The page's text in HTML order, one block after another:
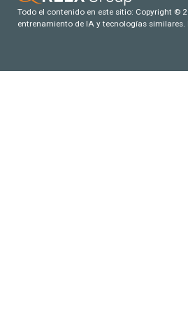
Todo el contenido en este sitio: Copyright ©
entrenamiento de IA y tecnologías